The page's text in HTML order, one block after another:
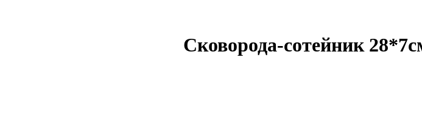
Сковорода-сотейник